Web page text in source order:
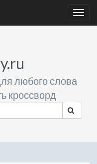
любого слова
кроссворд